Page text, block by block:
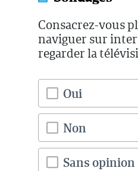
Consacrez-vous
naviguer sur
regarder la
Oui
Non
Sans opinion